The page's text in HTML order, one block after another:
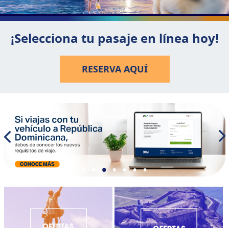
¡Selecciona tu pasaje en línea hoy!
RESERVA AQUÍ
• • • • •